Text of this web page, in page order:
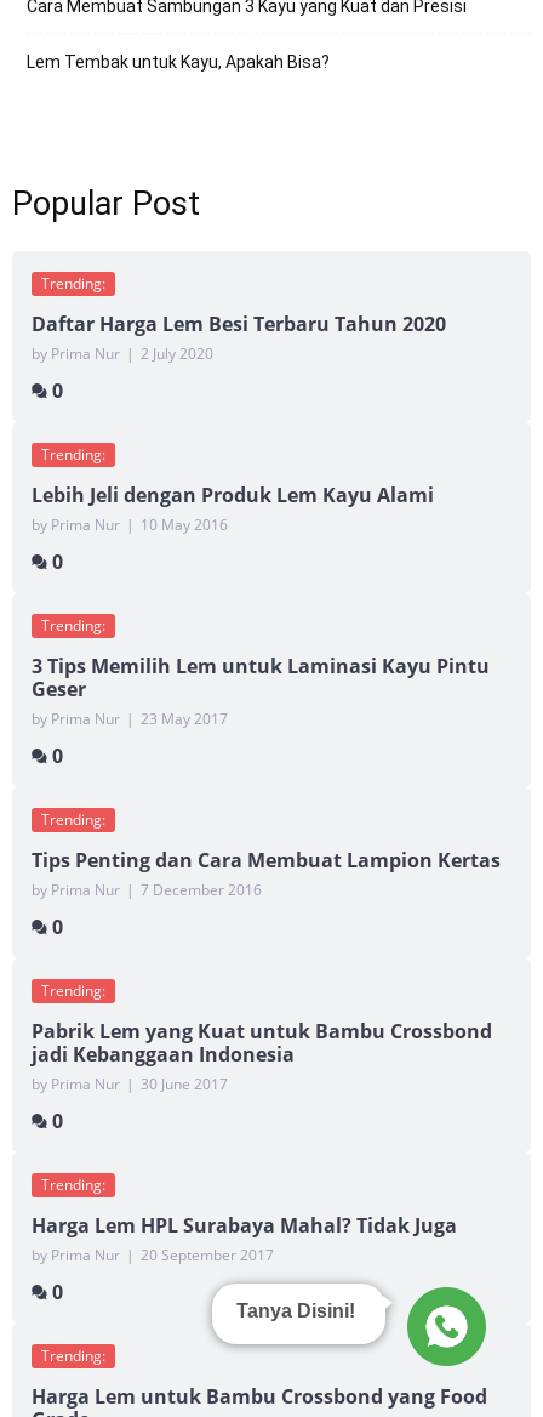
Cara Membuat Sambungan 3 Kayu yang Kuat dan Presisi
Lem Tembak untuk Kayu, Apakah Bisa?
Popular Post
Trending:
Daftar Harga Lem Besi Terbaru Tahun 2020
by Prima Nur | 2 July 2020
0
Trending:
Lebih Jeli dengan Produk Lem Kayu Alami
by Prima Nur | 10 May 2016
0
Trending:
3 Tips Memilih Lem untuk Laminasi Kayu Pintu
Geser
by Prima Nur | 23 May 2017
0
Trending:
Tips Penting dan Cara Membuat Lampion Kertas
by Prima Nur | 7 December 2016
0
Trending:
Pabrik Lem yang Kuat untuk Bambu Crossbond
jadi Kebanggaan Indonesia
by Prima Nur | 30 June 2017
0
Trending:
Harga Lem HPL Surabaya Mahal? Tidak Juga
by Prima Nur | 20 September 2017
0
Trending:
Harga Lem untuk Bambu Crossbond yang Food
Tanya Disini!